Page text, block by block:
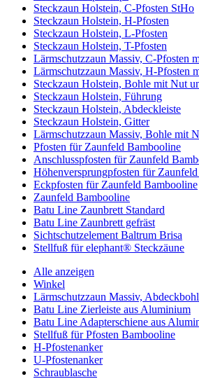
Steckzaun Holstein, C-Pfosten StHo
Steckzaun Holstein, H-Pfosten
Steckzaun Holstein, L-Pfosten
Steckzaun Holstein, T-Pfosten
Lärmschutzzaun Massiv, C-Pfosten
Lärmschutzzaun Massiv, H-Pfosten
Steckzaun Holstein, Bohle mit Nut
Steckzaun Holstein, Führung
Steckzaun Holstein, Abdeckleiste
Steckzaun Holstein, Gitter
Lärmschutzzaun Massiv, Bohle mit
Pfosten für Zaunfeld Bambooline
Anschlusspfosten für Zaunfeld
Höhenversprungpfosten für
Eckpfosten für Zaunfeld Bambooline
Zaunfeld Bambooline
Batu Line Zaunbrett Standard
Batu Line Zaunbrett gefräst
Sichtschutzelement Baltrum Brisa
Stellfuß für elephant® Steckzäune
Alle anzeigen
Winkel
Lärmschutzzaun Massiv,
Batu Line Zierleiste aus Aluminium
Batu Line Adapterschiene aus
Stellfuß für Pfosten Bambooline
H-Pfostenanker
U-Pfostenanker
Schraublasche